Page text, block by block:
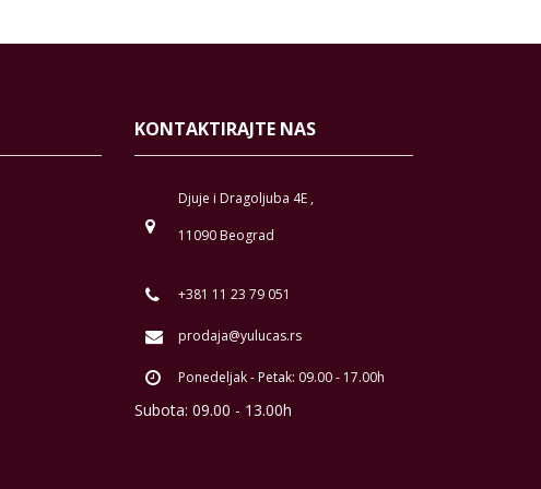
KONTAKTIRAJTE NAS
Djuje i Dragoljuba 4E ,
11090 Beograd
+381 11 23 79 051
prodaja@yulucas.rs
Ponedeljak - Petak: 09.00 - 17.00h
Subota: 09.00 - 13.00h